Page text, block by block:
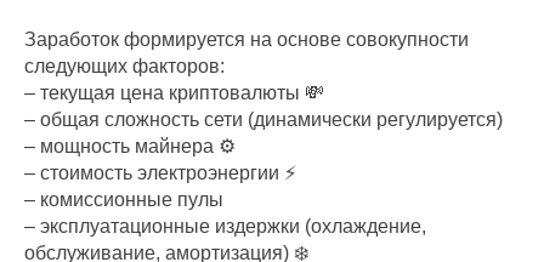
Заработок формируется на основе совокупности
следующих факторов:
– текущая цена криптовалюты 💸
– общая сложность сети (динамически регулируется)
– мощность майнера ⚙️
– стоимость электроэнергии ⚡
– комиссионные пулы
– эксплуатационные издержки (охлаждение,
обслуживание, амортизация) ❄️